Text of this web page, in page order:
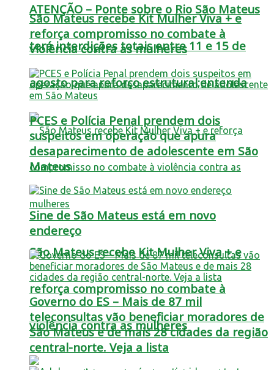
ATENÇÃO – Ponte sobre o Rio São Mateus
terá interdições totais entre 11 e 15 de
agosto para reforço estrutural;entenda
São Mateus recebe Kit Mulher Viva + e
reforça compromisso no combate à
violência contra as mulheres
São Mateus recebe Kit Mulher Viva + e
reforça compromisso no combate à
violência contra as mulheres
PCES e Polícia Penal prendem dois
suspeitos em operação que apura
desaparecimento de adolescente em São
Mateus
Sine de São Mateus está em novo
endereço
Governo do ES – Mais de 87 mil
teleconsultas vão beneficiar moradores de
São Mateus e de mais 28 cidades da região
central-norte. Veja a lista